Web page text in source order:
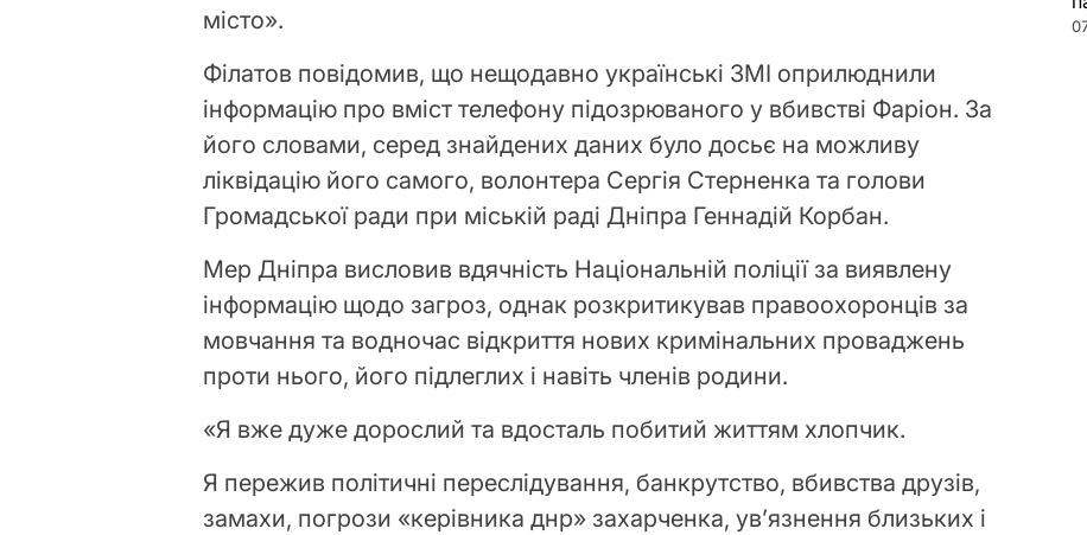
місто».
Філатов повідомив, що нещодавно українські ЗМІ оприлюднили
інформацію про вміст телефону підозрюваного у вбивстві Фаріон. За
його словами, серед знайдених даних було досьє на можливу
ліквідацію його самого, волонтера Сергія Стерненка та голови
Громадської ради при міській раді Дніпра Геннадій Корбан.
Мер Дніпра висловив вдячність Національній поліції за виявлену
інформацію щодо загроз, однак розкритикував правоохоронців за
мовчання та водночас відкриття нових кримінальних проваджень
проти нього, його підлеглих і навіть членів родини.
«Я вже дуже дорослий та вдосталь побитий життям хлопчик.
Я пережив політичні переслідування, банкрутство, вбивства друзів,
замахи, погрози «керівника днр» захарченка, увʼязнення близьких і